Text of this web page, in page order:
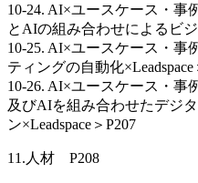
10-24. AI×ユースケース・事
とAIの組み合わせによるビジ
10-25. AI×ユースケース・事
ティングの自動化×Leadspace
10-26. AI×ユースケース・事
及びAIを組み合わせたデジ
ン×Leadspace＞P207
11.人材 P208